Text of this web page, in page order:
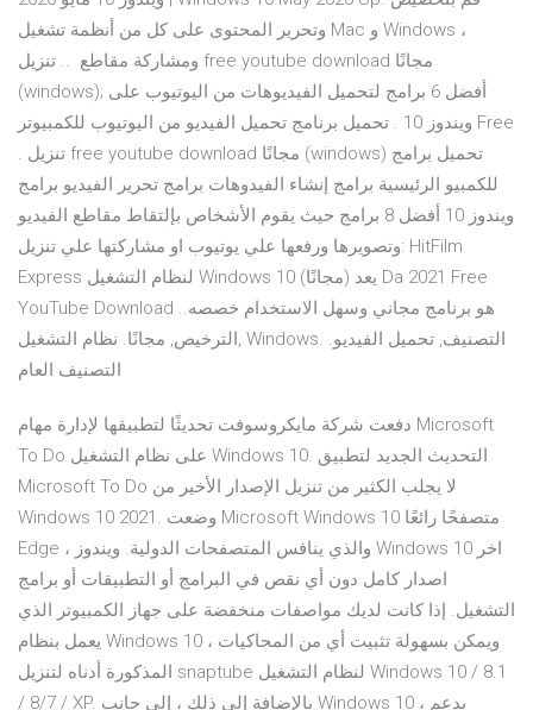
وتحرير المحتوى على كل من أنظمة تشغيل Mac و Windows ،
ومشاركة مقاطع .. تنزيل free youtube download مجانًا
(windows); أفضل 6 برامج لتحميل الفيديوهات من اليوتيوب على
ويندوز 10 . تحميل برنامج تحميل الفيديو من اليوتيوب للكمبيوتر Free
. تنزيل free youtube download مجانًا (windows) تحميل برامج
للكمبيو الرئيسية برامج إنشاء الفيدوهات برامج تحرير الفيديو برامج
ويندوز 10 أفضل 8 برامج حيث يقوم الأشخاص بإلتقاط مقاطع الفيديو
وتصويرها ورفعها علي يوتيوب او مشاركتها علي تنزيل: HitFilm
Express لنظام التشغيل Windows 10 (مجانًا) يعد Da 2021 Free
YouTube Download هو برنامج مجاني وسهل الاستخدام خصصه..
الترخيص, مجانًا. نظام التشغيل, Windows. التصنيف, تحميل الفيديو.
دفعت شركة مايكروسوفت تحديثًا لتطبيقها لإدارة مهام Microsoft
To Do على نظام التشغيل Windows 10. التحديث الجديد لتطبيق
Microsoft To Do لا يجلب الكثير من تنزيل الإصدار الأخير من
Windows 10 2021. وضعت Microsoft Windows 10 متصفحًا رائعًا
Edge ، والذي ينافس المتصفحات الدولية. ويندوز Windows 10 اخر
اصدار كامل دون أي نقص في البرامج أو التطبيقات أو برامج
التشغيل. إذا كانت لديك مواصفات منخفضة على جهاز الكمبيوتر الذي
يعمل بنظام Windows 10 ، ويمكن بسهولة تثبيت أي من المحاكيات
المذكورة أدناه لتنزيل snaptube لنظام التشغيل Windows 10 / 8.1
/ 8/7 / XP. بالإضافة إلى ذلك ، إلى جانب Windows 10 ، يدعم